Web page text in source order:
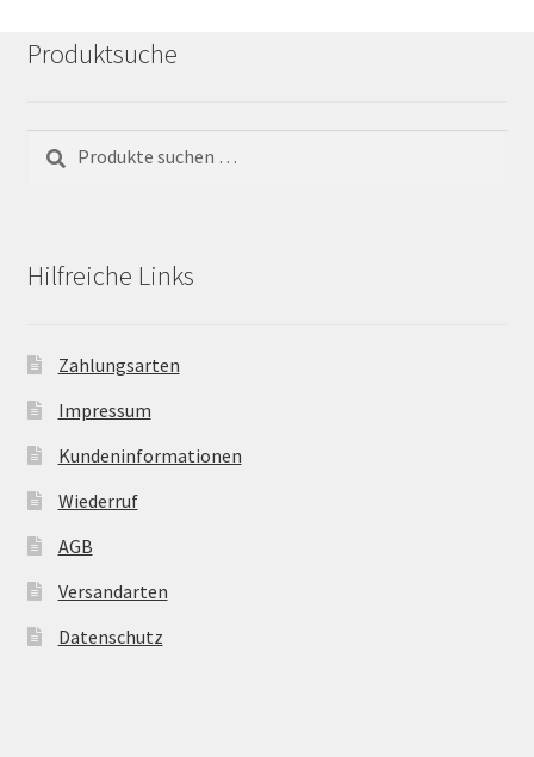
Produktsuche
nach:
Hilfreiche Links
Zahlungsarten
Impressum
Kundeninformationen
Wiederruf
AGB
Versandarten
Datenschutz